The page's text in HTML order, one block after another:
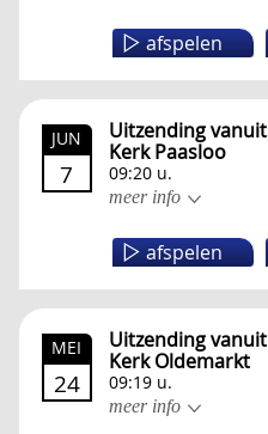
afspelen
JUN
7
Uitzending vanuit
Kerk Paasloo
09:20 u.
meer info
afspelen
MEI
24
Uitzending vanuit
Kerk Oldemarkt
09:19 u.
meer info